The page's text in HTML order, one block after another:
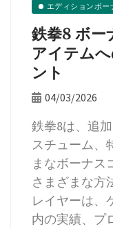
エディションボー
鉄拳8 ボー
アイテム
ント
04/03/2026
鉄拳8は、追
スチューム、
まなボーナス
さまざまな方
レイヤーは、
内の実績、プ